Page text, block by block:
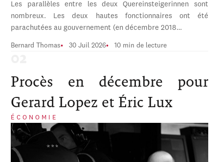
Les parallèles entre les deux Quereinsteigerinnen sont
nombreux. Les deux hautes fonctionnaires ont été
parachutées au gouvernement (en décembre 2018…
Bernard Thomas 30 Juil 2026 10 min de lecture
Procès en décembre pour
Gerard Lopez et Éric Lux
ÉCONOMIE